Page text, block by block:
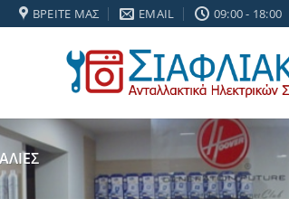
ΒΡΕΊΤΕ ΜΑΣ EMAIL 09:00 - 18:00